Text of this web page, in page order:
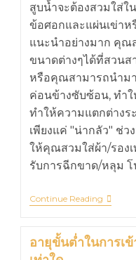
สูบน้ำจะต้องสวมใส่
ข้อศอกและแผ่นเข่าห
แนะนำอย่างมาก คุณ
ขนาดต่างๆได้ที่สวนส
หรือคุณสามารถนำมา
ค่อนข้างซับซ้อน, ทำ
ทำให้ความแตกต่างร
เพียงแค่ "น่ากลัว" ช่ว
ให้คุณสวมใส่ผ้า/รอง
รับการฉีกขาด/หลุม โ
Continue Reading
อายุขั้นต่ำในการเ